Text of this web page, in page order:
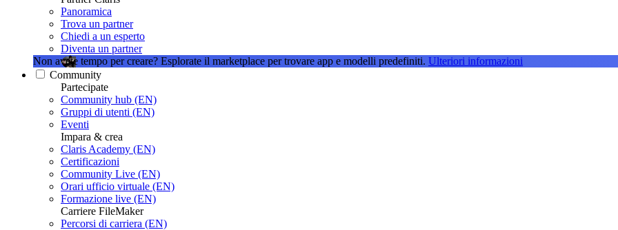
Panoramica
Trova un partner
Chiedi a un esperto
Diventa un partner
Non avete tempo per creare? Esplorate il marketplace per trovare app e modelli predefiniti. Ulteriori informazioni
Community
Partecipate
Community hub (EN)
Gruppi di utenti (EN)
Eventi
Impara & crea
Claris Academy (EN)
Certificazioni
Community Live (EN)
Orari ufficio virtuale (EN)
Formazione live (EN)
Carriere FileMaker
Percorsi di carriera (EN)